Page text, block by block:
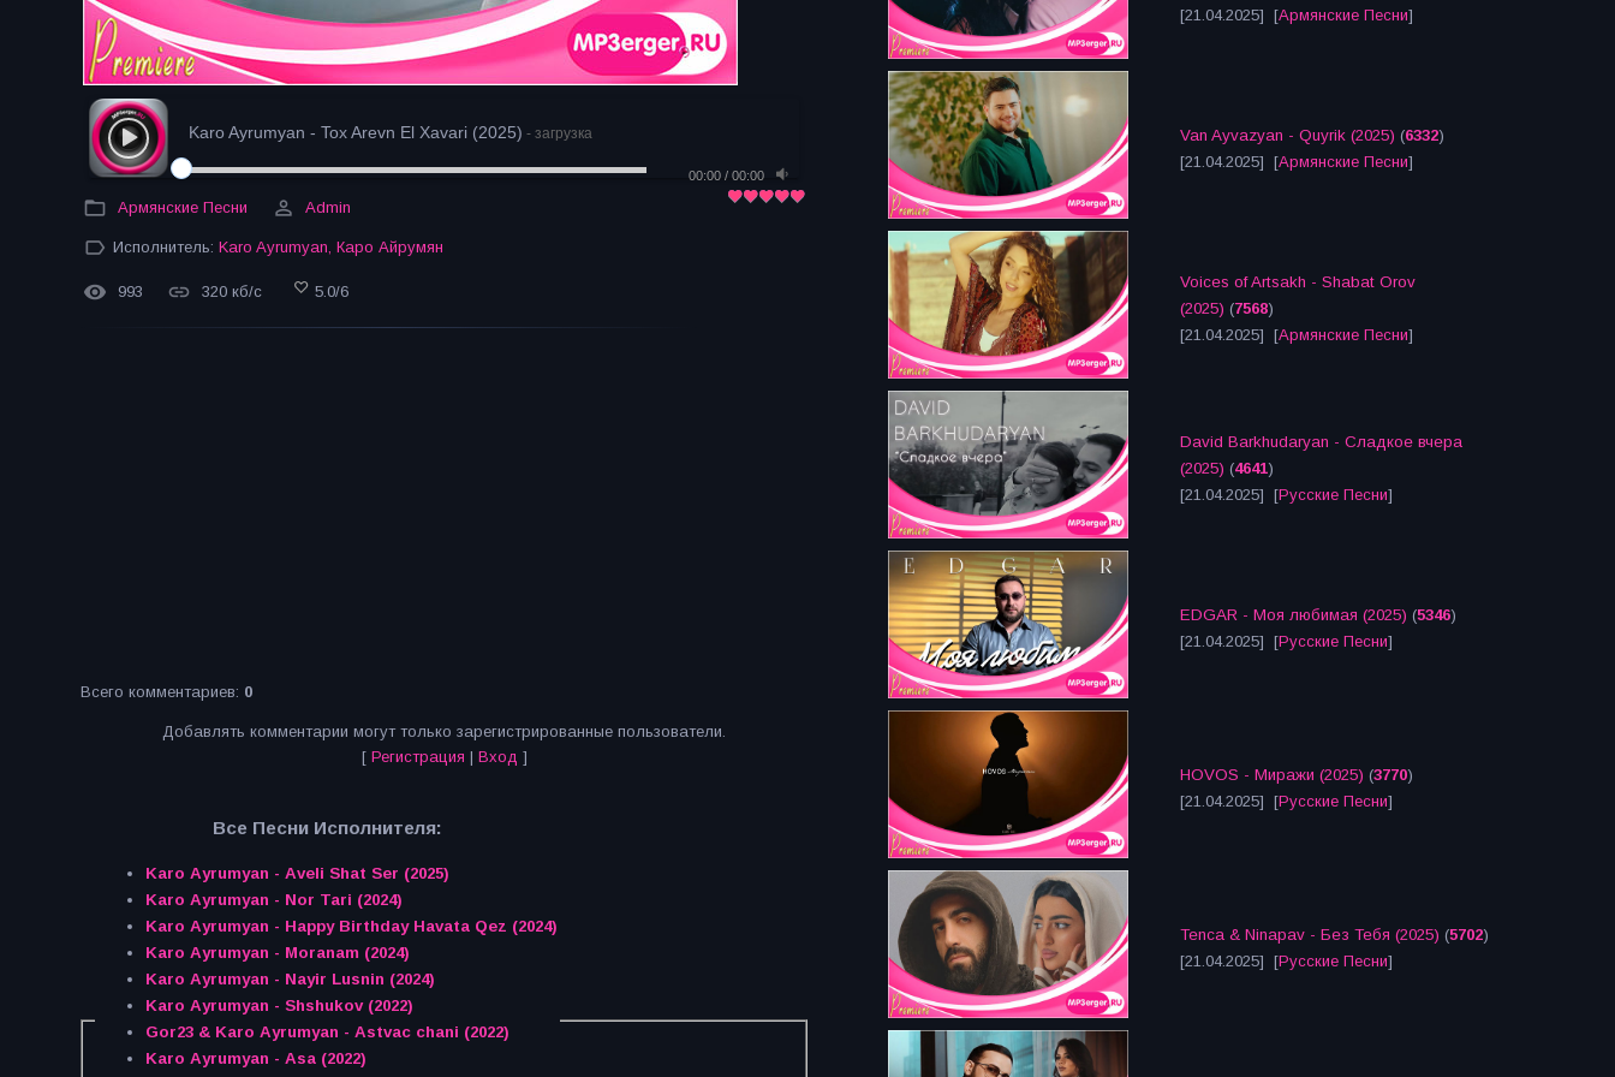
Karo Ayrumyan - Tox Arevn El Xavari (2025) - загрузка
00:00 / 00:00
Армянские Песни Admin
Исполнитель: Karo Ayrumyan Каро Айрумян
993 320 кб/с 5.0/6
Всего комментариев: 0
Добавлять комментарии могут только зарегистрированные пользователи.
[ Регистрация | Вход ]
Все Песни Исполнителя:
Karo Ayrumyan - Aveli Shat Ser (2025)
Karo Ayrumyan - Nor Tari (2024)
Karo Ayrumyan - Happy Birthday Havata Qez (2024)
Karo Ayrumyan - Moranam (2024)
Karo Ayrumyan - Nayir Lusnin (2024)
Karo Ayrumyan - Shshukov (2022)
Gor23 & Karo Ayrumyan - Astvac chani (2022)
Karo Ayrumyan - Asa (2022)
[21.04.2025] [Армянские Песни]
Van Ayvazyan - Quyrik (2025) (6332)
[21.04.2025] [Армянские Песни]
Voices of Artsakh - Shabat Orov
(2025) (7568)
[21.04.2025] [Армянские Песни]
David Barkhudaryan - Сладкое вчера
(2025) (4641)
[21.04.2025] [Русские Песни]
EDGAR - Моя любимая (2025) (5346)
[21.04.2025] [Русские Песни]
HOVOS - Миражи (2025) (3770)
[21.04.2025] [Русские Песни]
Tenca & Ninapav - Без Тебя (2025) (5702)
[21.04.2025] [Русские Песни]